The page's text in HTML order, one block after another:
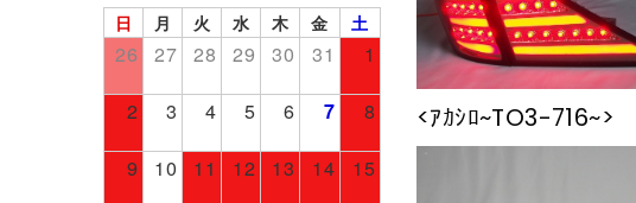
<ｱｶｼﾛ~TO3-716~>
日 月 火 水 木 金 土
26 27 28 29 30 31 1
2 3 4 5 6 7 8
9 10 11 12 13 14 15